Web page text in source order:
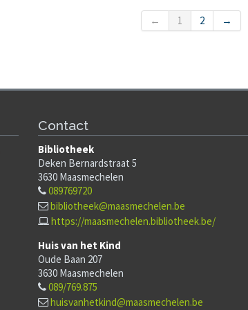
Wachtlijst
Voorlezen & Knutselen
Een leuke activiteit vol fantasie, plezier en
← 1 2 →
Contact
Bibliotheek
Deken Bernardstraat 5
3630 Maasmechelen
089769720
bibliotheek@maasmechelen.be
https://maasmechelen.bibliotheek.be/
Huis van het Kind
Oude Baan 207
3630 Maasmechelen
089/769.875
huisvanhetkind@maasmechelen.be